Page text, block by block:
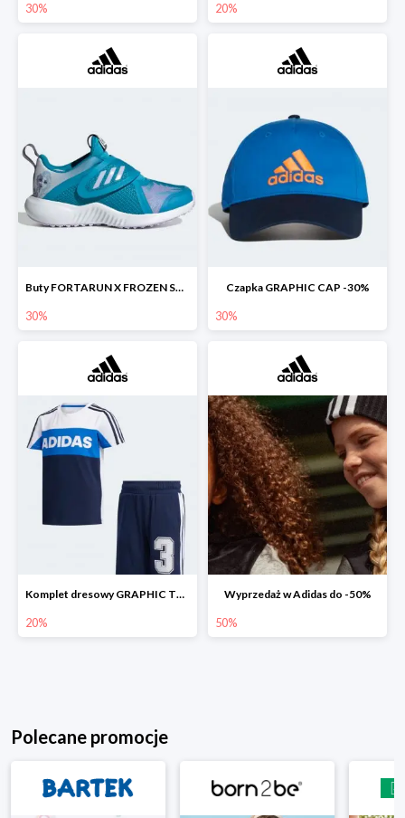
30% 20%
Buty FORTARUN X FROZEN SHOES -30%
30%
Czapka GRAPHIC CAP -30%
30%
Komplet dresowy GRAPHIC TRACK SUIT -20%
20%
Wyprzedaż w Adidas do -50%
50%
Polecane promocje